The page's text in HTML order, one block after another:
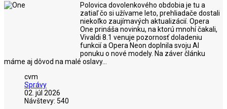
Polovica dovolenkového obdobia je tu a
zatiaľ čo si užívame leto, prehliadače dostali
niekoľko zaujímavých aktualizácií. Opera
One prináša novinku, na ktorú mnohí čakali,
Vivaldi 8.1 venuje pozornosť doladeniu
funkcií a Opera Neon doplnila svoju AI
ponuku o nové modely. Na záver článku
máme aj dôvod na malé oslavy...
cvm
Správy
02. júl 2026
Návštevy: 540